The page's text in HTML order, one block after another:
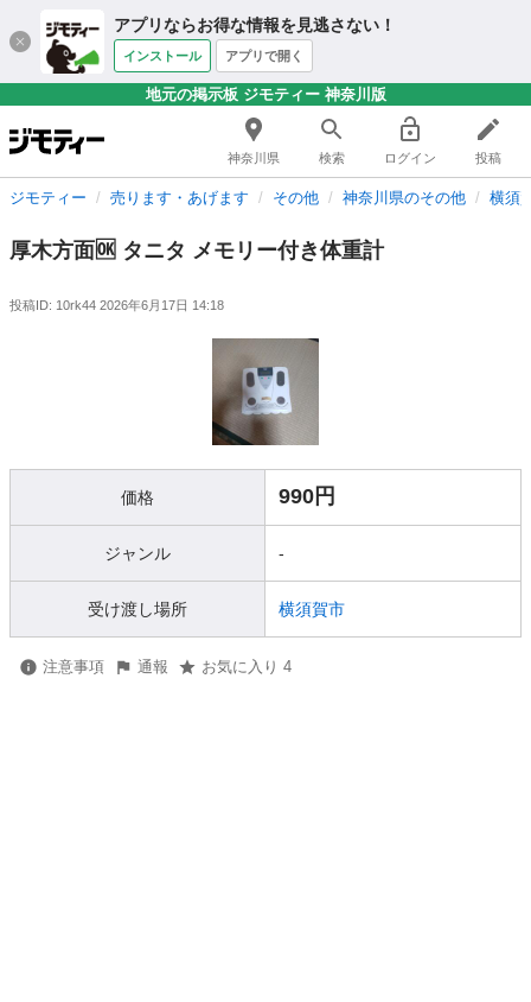
アプリならお得な情報を見逃さない！
インストール アプリで開く
地元の掲示板 ジモティー 神奈川版
神奈川県 検索 ログイン 投稿
ジモティー 売ります・あげます その他 神奈川県のその他 横須
厚木方面🆗 タニタ メモリー付き体重計
投稿ID: 10rk44 2026年6月17日 14:18
価格 990円
ジャンル -
受け渡し場所 横須賀市
注意事項 通報 お気に入り 4